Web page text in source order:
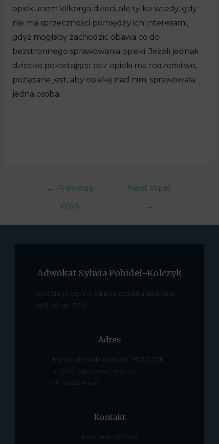
opiekunem kilkorga dzieci, ale tylko wtedy, gdy
nie ma sprzeczności pomiędzy ich interesami,
gdyż mogłaby zachodzić obawa co do
bezstronnego sprawowania opieki. Jeżeli jednak
dziecko pozostające bez opieki ma rodzeństwo,
pożądane jest, aby opiekę nad nimi sprawowała
jedna osoba.
← Previous
Wpis
Next Wpis
→
Adwokat Sylwia Pobideł-Kolczyk
Kancelaria czynna od poniedziałku do piątku
od 8.00 do 17.00
Adres
Kancelarie Adwokackie " KOLCZYK"
41-300 Dąbrowa Górnicza
ul. Zawidzka 47
Kontakt
kom: 604 284 433